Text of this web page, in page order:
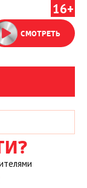
16+
СМОТРЕТЬ